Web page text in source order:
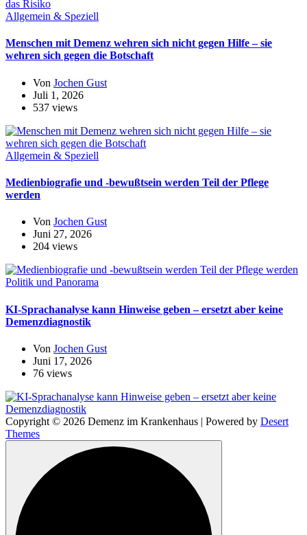
Allgemein & Speziell
Menschen mit Demenz wehren sich nicht gegen Hilfe – sie
wehren sich gegen die Botschaft
Von Jochen Gust
Juli 1, 2026
537 views
Allgemein & Speziell
Medienbiografie und -bewußtsein werden Teil der Pflege
werden
Von Jochen Gust
Juni 27, 2026
204 views
Politik und Panorama
KI-Sprachanalyse kann Hinweise geben – ersetzt aber keine
Demenzdiagnostik
Von Jochen Gust
Juni 17, 2026
76 views
Copyright © 2026 Demenz im Krankenhaus | Powered by Desert
Themes